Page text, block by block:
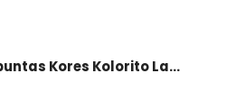
Sacapuntas Kores Kolorito Lapiz 1 Orif C/20